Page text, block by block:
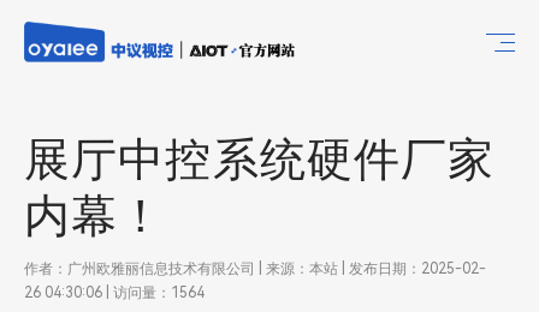
展厅中控系统硬件厂家
内幕！
作者：广州欧雅丽信息技术有限公司 | 来源：本站 | 发布日期：2025-02-
26 04:30:06 | 访问量：1564